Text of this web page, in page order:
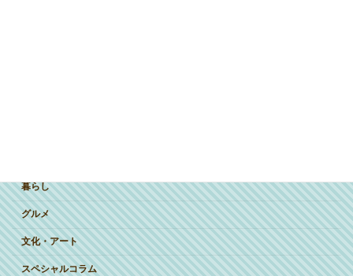
暮らし
グルメ
文化・アート
スペシャルコラム